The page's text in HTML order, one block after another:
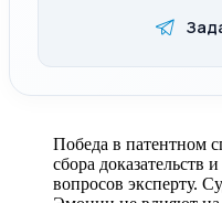
Победа в патентном
сбора доказательств
вопросов эксперту.